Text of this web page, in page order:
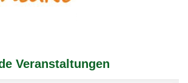
Veranstaltungen